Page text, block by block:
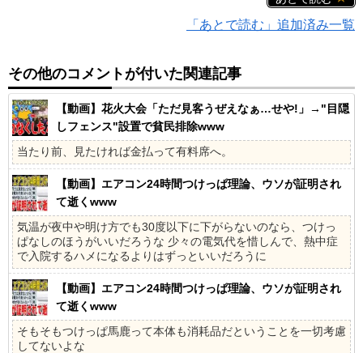
「あとで読む」追加済み一覧
その他のコメントが付いた関連記事
【動画】花火大会「ただ見客うぜえなぁ…せや!」→"目隠
しフェンス"設置で貧民排除www
当たり前、見たければ金払って有料席へ。
【動画】エアコン24時間つけっぱ理論、ウソが証明され
て逝くwww
気温が夜中や明け方でも30度以下に下がらないのなら、つけっ
ぱなしのほうがいいだろうな 少々の電気代を惜しんで、熱中症
で入院するハメになるよりはずっといいだろうに
【動画】エアコン24時間つけっぱ理論、ウソが証明され
て逝くwww
そもそもつけっぱ馬鹿って本体も消耗品だということを一切考慮
してないよな